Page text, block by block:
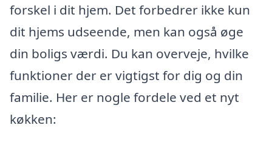
forskel i dit hjem. Det forbedrer ikke kun
dit hjems udseende, men kan også øge
din boligs værdi. Du kan overveje, hvilke
funktioner der er vigtigst for dig og din
familie. Her er nogle fordele ved et nyt
køkken: